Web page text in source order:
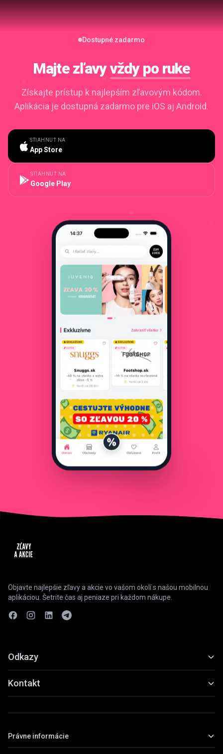
Dostupné zadarmo
Majte zľavyvždy po ruke
Získajte prístup k najlepším zľavovým kódom.
Aplikácia je dostupná zadarmo pre iOS aj Android.
STIAHNUŤ NA
App Store
STIAHNUŤ NA
Google Play
Objavte najlepšie zľavy a akcie vo vašom okolí s našou mobilnou
aplikáciou. Šetrite čas aj peniaze pri každom nákupe.
Odkazy
Funkcie
Ukážky
Stiahnuť
Kontakt
Praha, Česká republika
Právne informácie